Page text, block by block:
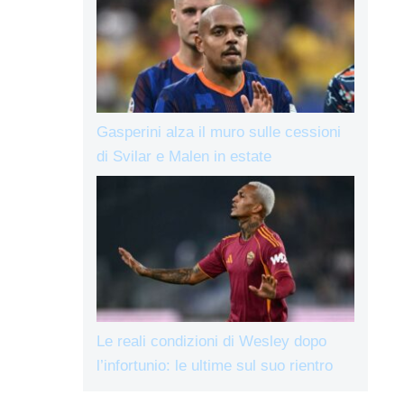
Gasperini alza il muro sulle cessioni
di Svilar e Malen in estate
Le reali condizioni di Wesley dopo
l’infortunio: le ultime sul suo rientro